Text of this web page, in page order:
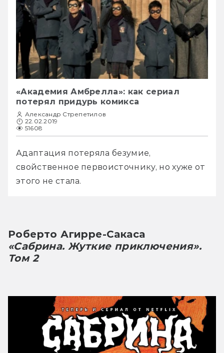
«Академия Амбрелла»: как сериал
потерял придурь комикса
Александр Стрепетилов
22.02.2019
51608
Адаптация потеряла безумие,
свойственное первоисточнику, но хуже от
этого не стала.
Роберто Агирре-Сакаса
«Сабрина. Жуткие приключения».
Том 2